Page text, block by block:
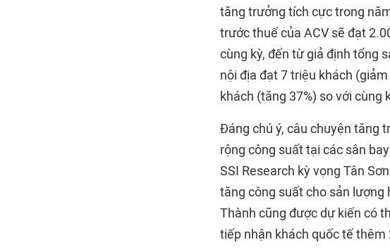
tăng trưởng tích cực trong
trước thuế của ACV sẽ đạt
cùng kỳ, đến từ giả định tổng
nội địa đạt 7 triệu khách
khách (tăng 37%) so với cùng
Đáng chú ý, câu chuyện tăng
rộng công suất tại các sân
SSI Research kỳ vọng Tân
tăng công suất cho sản lượng
Thành cũng được dự kiến có
tiếp nhận khách quốc tế